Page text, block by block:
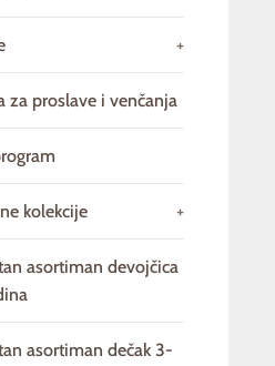
+
za proslave i venčanja
kolekcije +
asortiman devojčica
asortiman dečak 3-